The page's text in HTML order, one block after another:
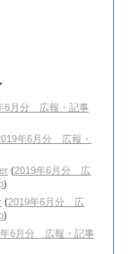
6月分 広報・記事
年6月分 広報・
(2019年6月分 広
)
(2019年6月分 広
)